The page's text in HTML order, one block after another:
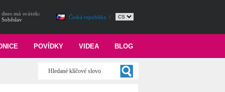
Česká republika /
dnes má svátek:
Soběslav
BLOG
VIDEA
POVÍDKY